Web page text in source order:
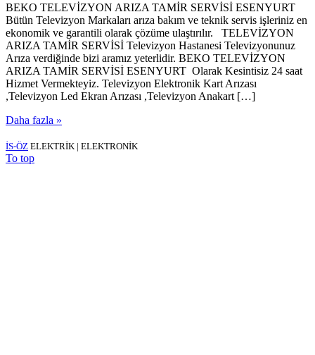
BEKO TELEVİZYON ARIZA TAMİR SERVİSİ ESENYURT
Bütün Televizyon Markaları arıza bakım ve teknik servis işleriniz en
ekonomik ve garantili olarak çözüme ulaştırılır. TELEVİZYON
ARIZA TAMİR SERVİSİ Televizyon Hastanesi Televizyonunuz
Arıza verdiğinde bizi aramız yeterlidir. BEKO TELEVİZYON
ARIZA TAMİR SERVİSİ ESENYURT Olarak Kesintisiz 24 saat
Hizmet Vermekteyiz. Televizyon Elektronik Kart Arızası
,Televizyon Led Ekran Arızası ,Televizyon Anakart […]
Daha fazla »
İS-ÖZ ELEKTRİK | ELEKTRONİK
To top